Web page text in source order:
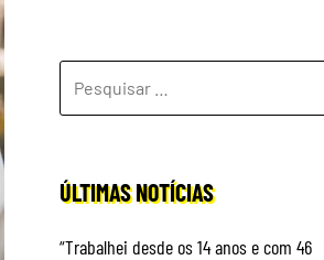
POR:
ÚLTIMAS NOTÍCIAS
“Trabalhei desde os 14 anos e com 46